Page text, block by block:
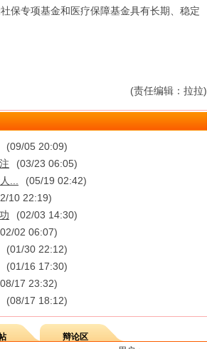
保专项基金和医疗保障基金具有长期、稳定
(责任编辑：拉拉)
(09/05 20:09)
(03/23 06:05)
...
(05/19 02:42)
10 22:19)
(02/03 14:30)
02 06:07)
(01/30 22:12)
(01/16 17:30)
17 23:32)
(08/17 18:12)
辩论区